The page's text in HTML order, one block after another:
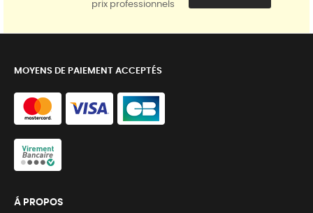
prix professionnels
MOYENS DE PAIEMENT ACCEPTÉS
Á PROPOS